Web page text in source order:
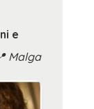
e
Malga